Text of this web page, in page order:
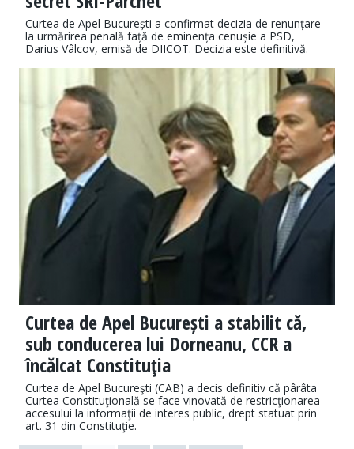
Curtea de Apel București a confirmat decizia de renunțare
la urmărirea penală față de eminența cenușie a PSD,
Darius Vâlcov, emisă de DIICOT. Decizia este definitivă.
Curtea de Apel București a stabilit că,
sub conducerea lui Dorneanu, CCR a
încălcat Constituţia
Curtea de Apel Bucureşti (CAB) a decis definitiv că pârâta
Curtea Constituţională se face vinovată de restricţionarea
accesului la informaţii de interes public, drept statuat prin
art. 31 din Constituţie.